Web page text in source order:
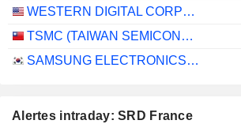
WESTERN DIGITAL CORPORATION
TSMC (TAIWAN SEMICONDUCTOR MANUFACTURING COMPANY)
SAMSUNG ELECTRONICS CO., LTD.
Alertes intraday: SRD France